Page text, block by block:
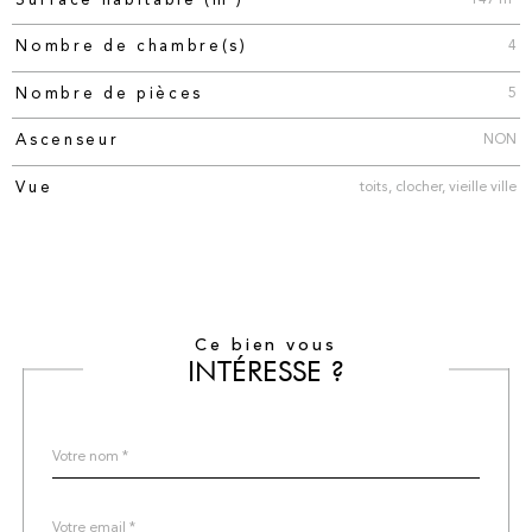
Nombre de chambre(s) 4
Nombre de pièces 5
Ascenseur NON
Vue toits, clocher, vieille ville
Ce bien vous
INTÉRESSE ?
par
*